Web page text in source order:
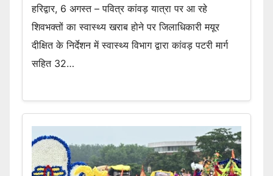
हरिद्वार, 6 अगस्त – पवित्र कांवड़ यात्रा पर आ रहे
शिवभक्तों का स्वास्थ्य खराब होने पर जिलाधिकारी मयूर
दीक्षित के निर्देशन में स्वास्थ्य विभाग द्वारा कांवड़ पटरी मार्ग
सहित 32…